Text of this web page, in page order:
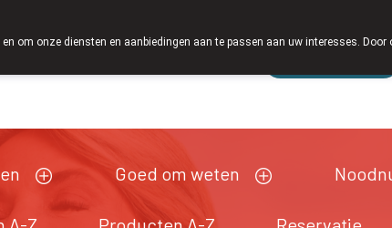
Goed om weten
om onze diensten en aanbiedingen aan te passen aan uw interesses. Door